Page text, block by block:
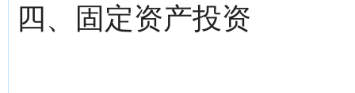
四、固定资产投资